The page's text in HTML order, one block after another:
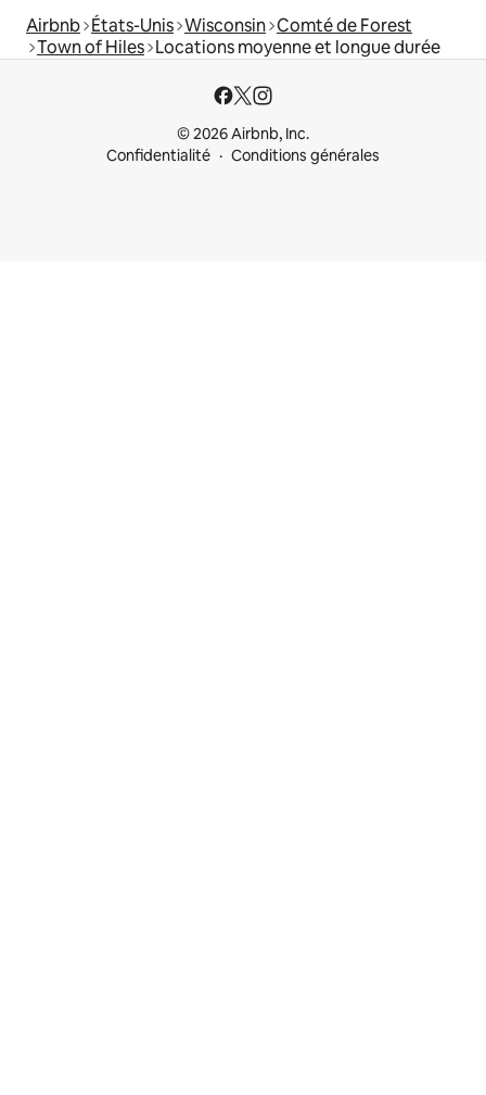
Airbnb États-Unis Wisconsin Comté de Forest
Town of Hiles Locations moyenne et longue durée
© 2026 Airbnb, Inc.
Confidentialité
Conditions générales